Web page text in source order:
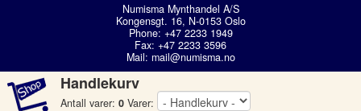
Numisma Mynthandel A/S
Kongensgt. 16, N-0153 Oslo
Phone: +47 2233 1949
Fax: +47 2233 3596
Mail: mail@numisma.no
Handlekurv
Antall varer: 0 Varer: